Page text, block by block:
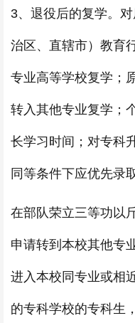
3、退役后的复学。
治区、直辖市）教育
专业高等学校复学；
转入其他专业复学；
长学习时间；对专科
同等条件下应优先录取
在部队荣立三等功以
申请转到本校其他专
进入本校同专业或相
的专科学校的专科生